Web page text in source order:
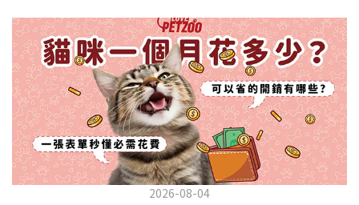
時立即獎勵。另外要處理的常見問題包括咬人、啃咬家具和亂叫。
每當出現不當行為，給予適當替代品（如咬玩具代替咬手），並在
幼犬選擇正確行為時獎勵，這比責罵更有效。社交化訓練 兩個月大
的幼犬正處於社會化黃金期，這階段的經驗將深刻影響未來性格。
安排幼犬接觸不同人類（包括兒童、戴眼鏡的人、使用拐杖的人
等）、各種動物、交通工具和環境聲音。起初保持在安全、受控的
情境中，逐漸增加複雜度。每次正面社交體驗後給予獎勵，建立幼
犬對新事物的積極態度。進階技巧強化 基礎訓練穩固後，可以進入
更複雜的技巧訓練。這包括遠距離控制、不同干擾下的指令遵從、
下降，表示身體狀況不佳，應儘快就醫！📌 貓咪拉肚子判斷步驟5：
檢查是否需要帶去看獸醫 如果拉肚子 1~2 次但精神好、食慾正常，
可以先觀察，如果腹瀉超過 48 小時或水狀腹瀉 + 嗜睡、食慾下降、
嘔吐 應立即就醫。 透過這 5 個步驟，你可以快速判斷貓咪拉肚子的
原因與嚴重程度，確保毛孩的腸胃健康！如果不確定情況，還是建
議讓獸醫檢查，才能安心哦！🐾💖4種高風險群貓咪拉肚子要小心高
風險貓咪包含：幼貓、老貓、懷孕貓、有慢性疾病貓，這些貓咪在
身體狀況出現警訊時要特別注意，如拉肚子次數超過2次以上，就建
議直接尋求獸醫協助。2要訣判斷貓咪拉肚子要不要看醫生 高風險貓
兩全其美！貓咪掉毛原因1. 皮膚問題貓咪皮膚問題是造成掉毛的常
見兇手！皮膚發炎、感染或是長期搔癢，都會讓貓咪的毛髮失去健
康光澤並大量脫落。常見的皮膚問題包括皮膚黴菌、細菌感染、疥
癬蟲等寄生蟲，甚至是皮膚過度乾燥。如果發現貓咪皮膚有紅腫、
結痂、脫屑或異常氣味，同時伴隨掉毛，建議盡快帶牠看獸醫哦！
貓咪掉毛原因2. 過敏誰說只有人類會過敏？貓咪也會！貓咪可能對
環境中的塵蟎、花粉、清潔劑，甚至是食物中的某些成分產生過敏
反應。過敏症狀不只是打噴嚏、流眼淚，還會引起皮膚搔癢和掉毛
問題。特別是食物過敏，更是常被忽略的掉毛元兇！如果貓咪經常
2026-08-04